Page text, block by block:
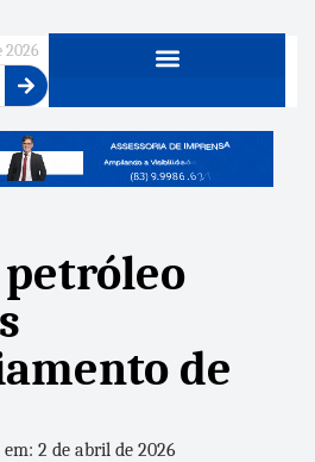
2026
petróleo
de
2 de abril de 2026